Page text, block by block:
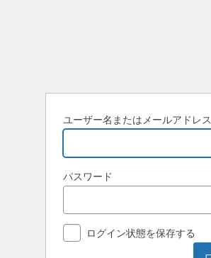
ユーザー名またはメールアドレス
パスワード
ログイン状態を保存する